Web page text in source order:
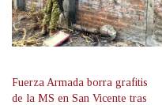
Fuerza Armada borra grafitis
de la MS en San Vicente tras